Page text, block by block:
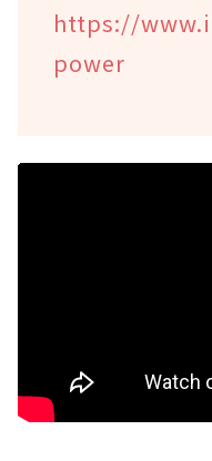
https://
power